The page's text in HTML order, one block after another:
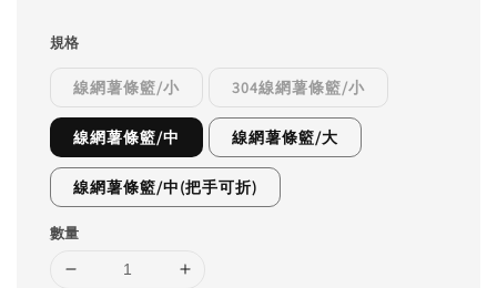
規格
線網薯條籃/小 304線網薯條籃/小
線網薯條籃/中 線網薯條籃/大
線網薯條籃/中(把手可折)
數量